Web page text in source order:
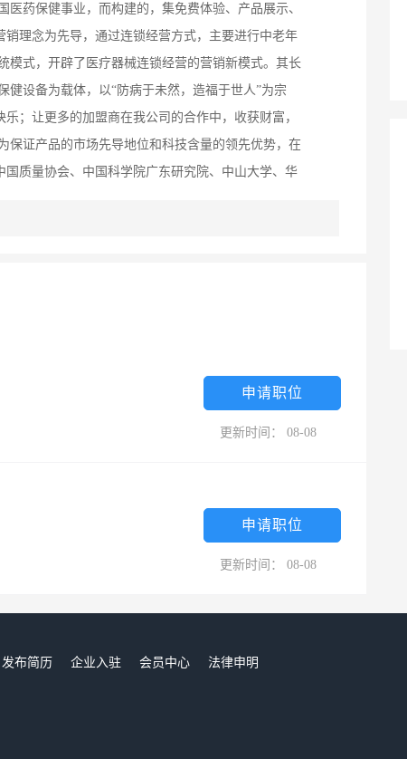
药保健事业，而构建的，集免费体验、产品展示、
理念为先导，通过连锁经营方式，主要进行中老年
模式，开辟了医疗器械连锁经营的营销新模式。其长
设备为载体，以“防病于未然，造福于世人”为宗
；让更多的加盟商在我公司的合作中，收获财富，
保证产品的市场先导地位和科技含量的领先优势，在
质量协会、中国科学院广东研究院、中山大学、华
长远稳步的公司发展战略 健康坊体验中心是集药
科研院校合作，向中打造战之则胜的强大营销队伍
）连锁经营机构已经与中国医药集团下属一致药
申请职位
更新时间： 08-08
申请职位
更新时间： 08-08
发布简历 企业入驻 会员中心
法律申明